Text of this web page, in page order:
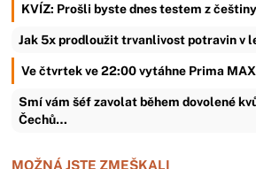
KVÍZ: Prošli byste dnes testem z
Jak 5x prodloužit trvanlivost potravin v
Ve čtvrtek ve 22:00 vytáhne Prima
Smí vám šéf zavolat během dovolené
Čechů…
MOŽNÁ JSTE ZMEŠKALI